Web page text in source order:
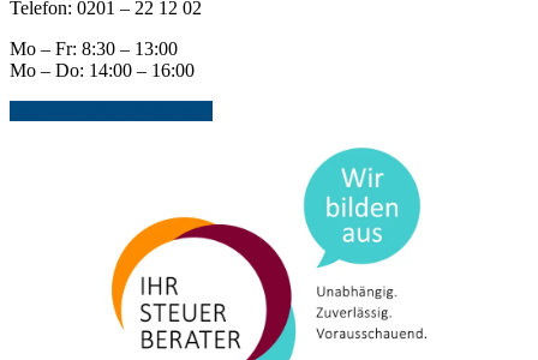
Telefon: 0201 – 22 12 02
Mo – Fr: 8:30 – 13:00
Mo – Do: 14:00 – 16:00